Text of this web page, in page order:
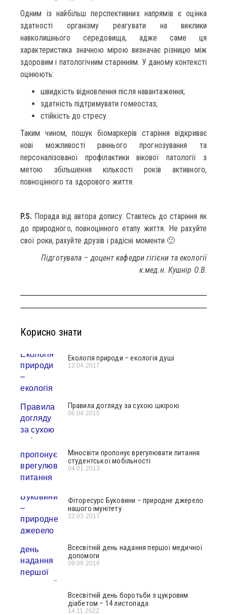
Одним із найбільш перспективних напрямів є оцінка
здатності організму реагувати на виклики
навколишнього середовища, адже саме ця
характеристика значною мірою визначає різницю між
здоровим і патологічним старінням. У даному контексті
оцінюють:
швидкість відновлення після навантаження;
здатність підтримувати гомеостаз;
стійкість до стресу.
Таким чином, пошук біомаркерів старіння відкриває
нові можливості раннього прогнозування та
персоналізованої профілактики вікової патології з
метою збільшення кількості років активного,
повноцінного та здорового життя.
P.S. Порада від автора допису: Ставтесь до старіння як
до природного, повноцінного етапу життя. Не рахуйте
свої роки, рахуйте друзів і радісні моменти 🙂
Підготувала – доцент кафедри гігієни та екології
к.мед.н. Кушнір О.В.
Корисно знати
Екологія природи – екологія душі
12.04.2017
Правила догляду за сухою шкірою
06.04.2015
Міносвіти пропонує врегулювати питання
студентської мобільності
04.01.2013
Фіторесурс Буковини – природне джерело
нашого імунітету
22.03.2017
Всесвітній день надання першої медичної
допомоги
09.09.2016
Всесвітній день боротьби з цукровим
діабетом – 14 листопада
14.11.2022